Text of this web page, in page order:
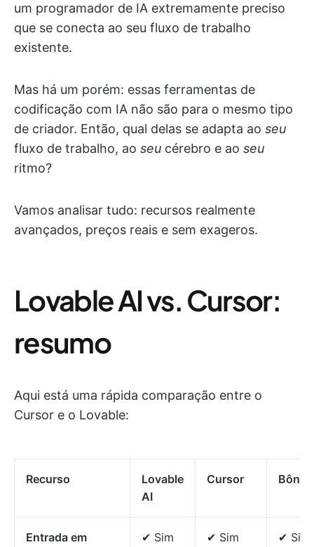
um programador de IA extremamente preciso
que se conecta ao seu fluxo de trabalho
existente.
Mas há um porém: essas ferramentas de
codificação com IA não são para o mesmo tipo
de criador. Então, qual delas se adapta ao seu
fluxo de trabalho, ao seu cérebro e ao seu
ritmo?
Vamos analisar tudo: recursos realmente
avançados, preços reais e sem exageros.
Lovable AI vs. Cursor:
resumo
Aqui está uma rápida comparação entre o
Cursor e o Lovable:
Recurso
Lovable
AI
Cursor
Entrada em
✔ Sim ✔ Sim
✔ Sim